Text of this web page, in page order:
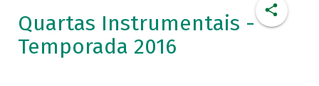
Quartas Instrumentais -
Temporada 2016